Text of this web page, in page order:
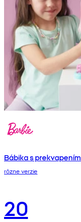
Bábika s prekvapením
rôzne verzie
20